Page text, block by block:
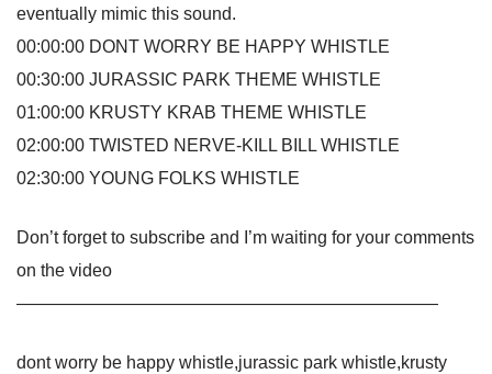
eventually mimic this sound.
00:00:00 DONT WORRY BE HAPPY WHISTLE
00:30:00 JURASSIC PARK THEME WHISTLE
01:00:00 KRUSTY KRAB THEME WHISTLE
02:00:00 TWISTED NERVE-KILL BILL WHISTLE
02:30:00 YOUNG FOLKS WHISTLE
Don’t forget to subscribe and I’m waiting for your comments
on the video
————————————————————————
dont worry be happy whistle,jurassic park whistle,krusty